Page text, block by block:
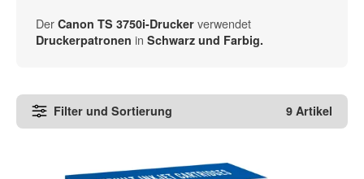
Der Canon TS 3750i-Drucker verwendet
Druckerpatronen in Schwarz und Farbig.
Filter und Sortierung 9 Artikel